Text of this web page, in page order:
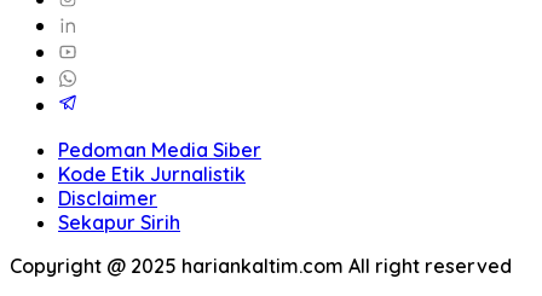
Pedoman Media Siber
Kode Etik Jurnalistik
Disclaimer
Sekapur Sirih
Copyright @ 2025 hariankaltim.com All right reserved